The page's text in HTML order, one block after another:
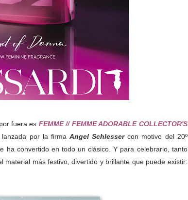
fuera es FEMME // FEMME ADORABLE COLLECTOR'S
lanzada por la firmaAngel Schlessercon motivo del 20º
ha convertido en todo un clásico. Y para celebrarlo, tanto
material más festivo, divertido y brillante que puede existir: